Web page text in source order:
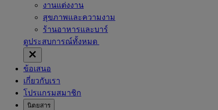
งานแต่งงาน
สุขภาพและความงาม
ร้านอาหารและบาร์
ดูประสบการณ์ทั้งหมด
ข้อเสนอ
เกี่ยวกับเรา
โปรแกรมสมาชิก
นิตยสาร